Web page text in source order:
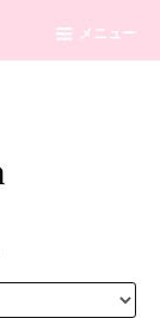
メニュー